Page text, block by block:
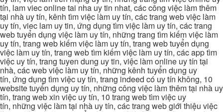
tín, lam viec online tai nha uy tin nhat, các công việc làm thêm
tại nhà uy tín, kênh tìm việc làm uy tín, các trang web việc làm
uy tín, viec lam uy tin, ứng dụng tìm việc làm uy tín, các trang
web tuyển dụng việc làm uy tín, những trang tìm kiếm việc làm
uy tín, trang web kiếm việc làm uy tín, trang web tuyển dụng
việc làm uy tín, trang web tìm kiếm việc làm uy tín, các app tìm
việc uy tín, trang tuyen dung uy tin, việc làm online uy tín tại
nhà, các web việc làm uy tín, những kênh tuyển dụng uy
tín, ứng dụng tìm việc uy tín, trang indeed có uy tín không, 10
website tuyển dụng uy tín, những công việc làm thêm tại nhà uy
tín, trang web xin việc uy tín, 10 trang web tìm việc uy
tín, những việc làm tại nhà uy tín, các trang web giới thiệu việc